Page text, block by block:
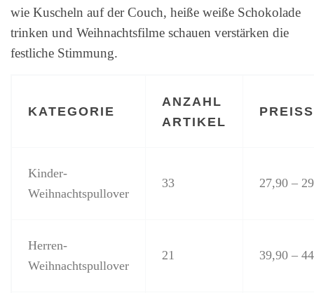
wie Kuscheln auf der Couch, heiße weiße Schokolade
trinken und Weihnachtsfilme schauen verstärken die
festliche Stimmung.
KATEGORIE
ANZAHL
ARTIKEL
Kinder-
Weihnachtspullover
33 27,90 –
Herren-
Weihnachtspullover
21 39,90 –